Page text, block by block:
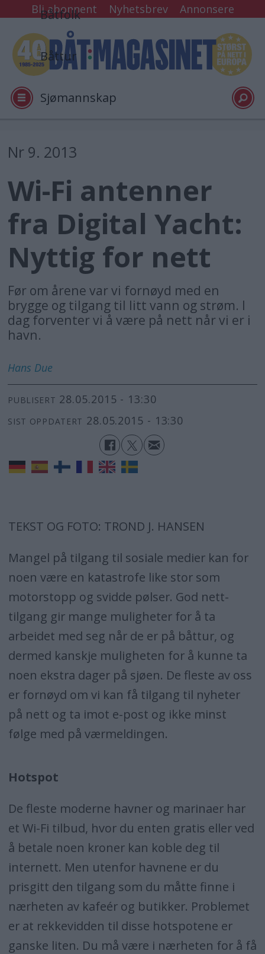
Bli abonnent Nyhetsbrev Annonsere
Båtfolk
Båttur
Sjømannskap
Arkiv
Video
Logg inn
Nr 9. 2013
Wi-Fi antenner
fra Digital Yacht:
Nyttig for nett
Før om årene var vi fornøyd med en
brygge og tilgang til litt vann og strøm. I
dag forventer vi å være på nett når vi er i
havn.
Hans Due
PUBLISERT 28.05.2015 - 13:30
SIST OPPDATERT 28.05.2015 - 13:30
TEKST OG FOTO: TROND J. HANSEN
Mangel på tilgang til sosiale medier kan for
noen være en katastrofe like stor som
motorstopp og svidde pølser. God nett-
tilgang gir mange muligheter for å ta
arbeidet med seg når de er på båttur, og
dermed kanskje muligheten for å kunne ta
noen ekstra dager på sjøen. De fleste av oss
er fornøyd om vi kan få tilgang til nyheter
på nett og ta imot e-post og ikke minst
følge med på værmeldingen.
Hotspot
De fleste moderne havner og marinaer har
et Wi-Fi tilbud, hvor du enten gratis eller ved
å betale noen kroner kan koble deg til
internett. Men utenfor havnene er du
prisgitt den tilgang som du måtte finne i
nærheten av kafeér og butikker. Problemet
er at rekkevidden til disse hotspotene er
ganske liten. Du må være i nærheten for å få